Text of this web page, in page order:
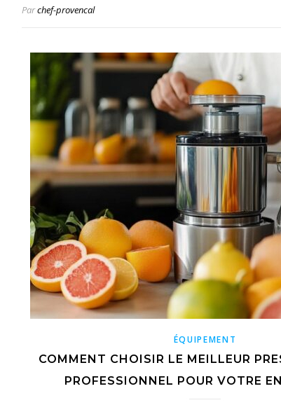
Parchef-provencal
ÉQUIPEMENT
COMMENT CHOISIR LE MEILLEUR
PROFESSIONNEL POUR VOTRE